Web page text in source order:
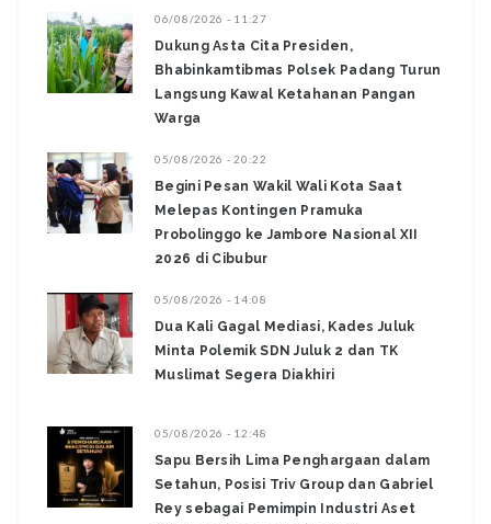
06/08/2026 - 11:27
Dukung Asta Cita Presiden,
Bhabinkamtibmas Polsek Padang Turun
Langsung Kawal Ketahanan Pangan
Warga
05/08/2026 - 20:22
Begini Pesan Wakil Wali Kota Saat
Melepas Kontingen Pramuka
Probolinggo ke Jambore Nasional XII
2026 di Cibubur
05/08/2026 - 14:08
Dua Kali Gagal Mediasi, Kades Juluk
Minta Polemik SDN Juluk 2 dan TK
Muslimat Segera Diakhiri
05/08/2026 - 12:48
Sapu Bersih Lima Penghargaan dalam
Setahun, Posisi Triv Group dan Gabriel
Rey sebagai Pemimpin Industri Aset